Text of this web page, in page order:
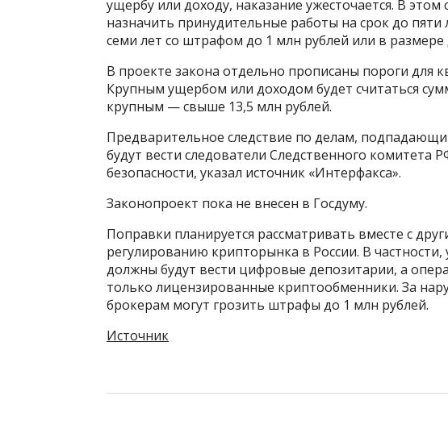
ущербу или доходу, наказание ужесточается. В
назначить принудительные работы на срок до
семи лет со штрафом до 1 млн рублей или в размере
В проекте закона отдельно прописаны пороги для
Крупным ущербом или доходом будет считаться
крупным — свыше 13,5 млн рублей.
Предварительное следствие по делам,
будут вести следователи Следственного комитета
безопасности, указал источник «Интерфакса».
Законопроект пока не внесен в Госдуму.
Поправки планируется рассматривать вместе с
регулированию крипторынка в России. В
должны будут вести цифровые депозитарии, а
только лицензированные криптообменники. За
брокерам могут грозить штрафы до 1 млн рублей.
Источник